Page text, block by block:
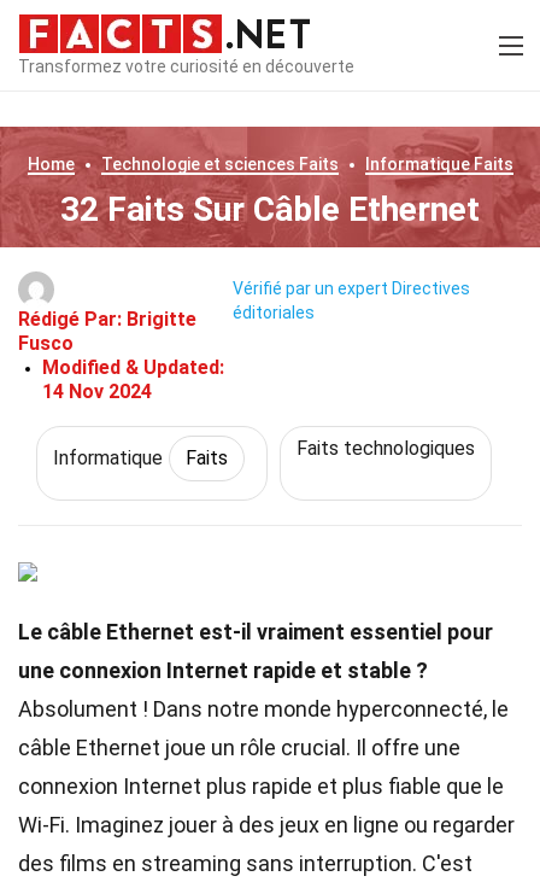
Transformez votre curiosité en découverte
Home Technologie et sciences Faits InformatiqueFaits
32 Faits Sur Câble Ethernet
Rédigé Par: Brigitte
Fusco
Modified & Updated:
14 Nov 2024
Vérifié par un expert Directives
éditoriales
Informatique Faits Faits technologiques
Le câble Ethernet est-il vraiment essentiel pour
une connexion Internet rapide et stable ?
Absolument ! Dans notre monde hyperconnecté, le
câble Ethernet joue un rôle crucial. Il offre une
connexion Internet plus rapide et plus fiable que le
Wi-Fi. Imaginez jouer à des jeux en ligne ou regarder
des films en streaming sans interruption. C'est